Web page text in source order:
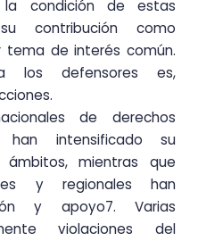
la condición de estas
contribución como
tema de interés común.
defensores es,
de derechos
han intensificado su
mientras que
y regionales han
y apoyo7. Varias
violaciones del